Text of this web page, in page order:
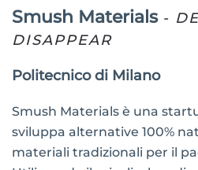
Smush Materials -
DISAPPEAR
Politecnico di Milano
Smush Materials è una
sviluppa alternative 100%
materiali tradizionali per il